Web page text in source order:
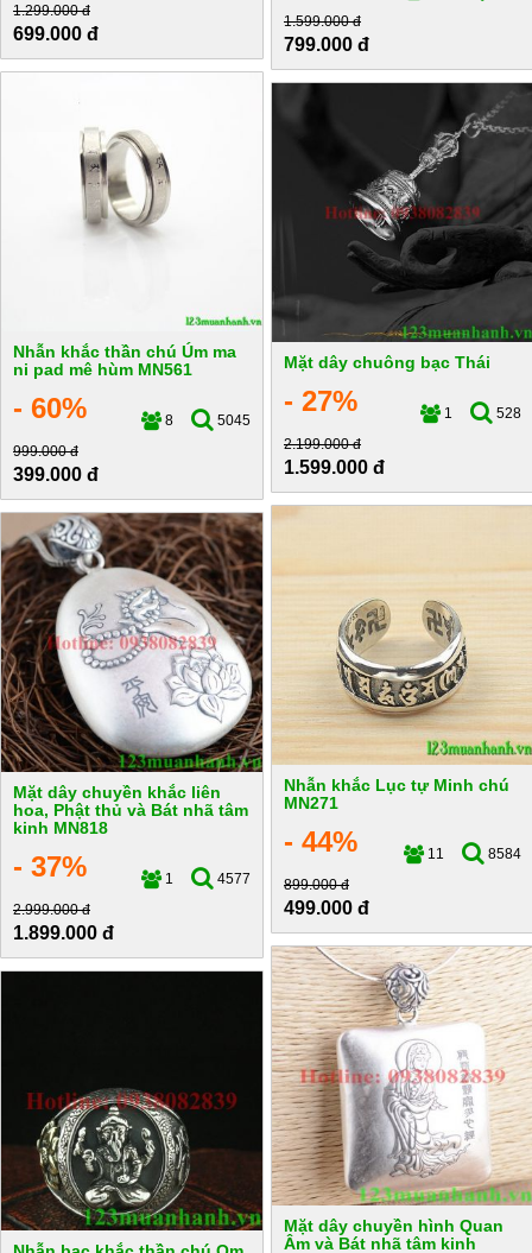
1.599.000 đ
799.000 đ
1.299.000 đ
699.000 đ
Nhẫn khắc thần chú Úm ma
ni pad mê hùm MN561
- 60% 8
5045
999.000 đ
399.000 đ
Mặt dây chuông bạc Thái
- 27% 1
528
2.199.000 đ
1.599.000 đ
Nhẫn khắc Lục tự Minh chú
MN271
- 44% 11
8584
899.000 đ
499.000 đ
Mặt dây chuyền khắc liên
hoa, Phật thủ và Bát nhã tâm
kinh MN818
- 37% 1
4577
2.999.000 đ
1.899.000 đ
Mặt dây chuyền hình Quan
Âm và Bát nhã tâm kinh